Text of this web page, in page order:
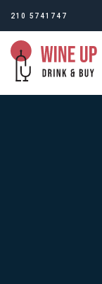
210 5741747